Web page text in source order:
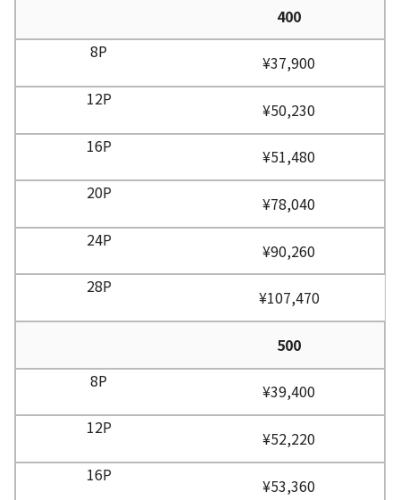
400
¥37,900
¥50,230
¥51,480
¥78,040
¥90,260
¥107,470
500
¥39,400
¥52,220
¥53,360